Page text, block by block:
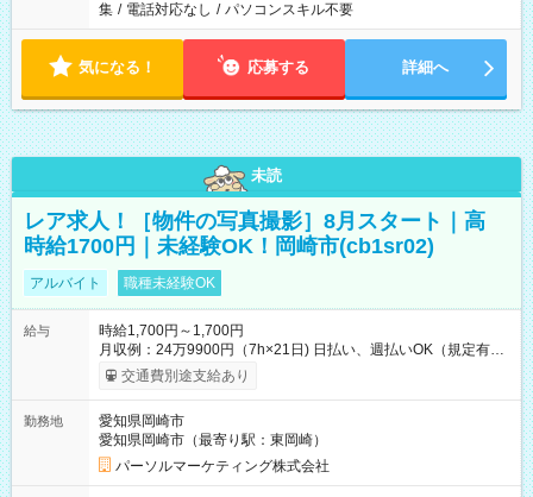
集 / 電話対応なし / パソコンスキル不要
気になる！ 応募する 詳細へ
未読
レア求人！［物件の写真撮影］8月スタート｜高
時給1700円｜未経験OK！岡崎市(cb1sr02)
アルバイト 職種未経験OK
給与
時給1,700円～1,700円
月収例：24万9900円（7h×21日) 日払い、週払いOK（規定有
り） 【試用期間】試用期間なし
交通費別途支給あり
勤務地
愛知県岡崎市
愛知県岡崎市（最寄り駅：東岡崎）
パーソルマーケティング株式会社